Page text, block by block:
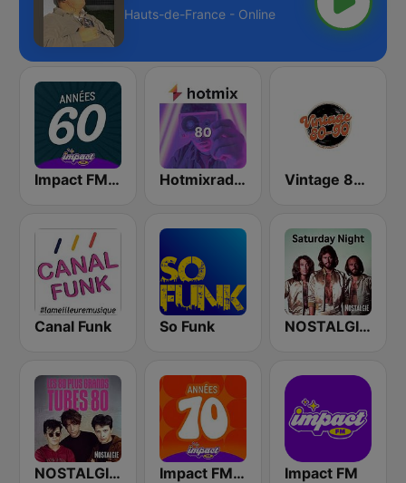
Hauts-de-France - Online
Impact FM - Années 60 Hotmixradio 80's Vintage 80 90
Canal Funk So Funk NOSTALGIE SATURDAY NIGHT
NOSTALGIE LES 80 PLUS GRANDS TUBES 80 Impact FM - Années 70 Impact FM